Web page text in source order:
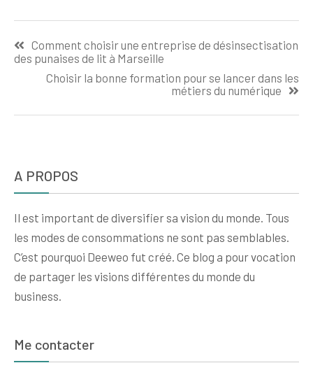
pondéré avec
innovants
5 pieges qui
couter cher
de
l’article
Comment choisir une entreprise de désinsectisation
des punaises de lit à Marseille
Choisir la bonne formation pour se lancer dans les
métiers du numérique
A PROPOS
Il est important de diversifier sa vision du monde. Tous
les modes de consommations ne sont pas semblables.
C’est pourquoi Deeweo fut créé. Ce blog a pour vocation
de partager les visions différentes du monde du
business.
Me contacter